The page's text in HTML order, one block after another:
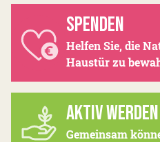
SPENDEN
Helfen Sie, die
Haustür zu
AKTIV WERDEN
Gemeinsam